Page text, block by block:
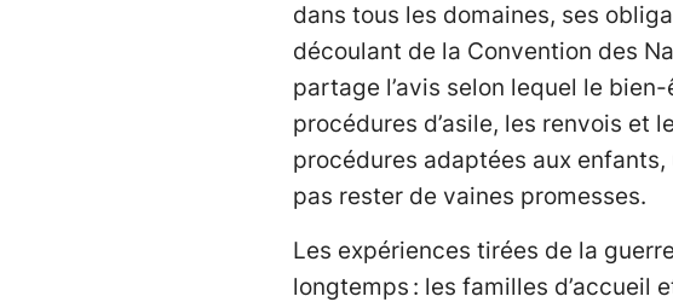
dans tous les domaines, ses
découlant de la Convention des
partage l’avis selon lequel le
procédures d’asile, les renvois et
procédures adaptées aux
pas rester de vaines promesses.
Les expériences tirées de la
longtemps : les familles